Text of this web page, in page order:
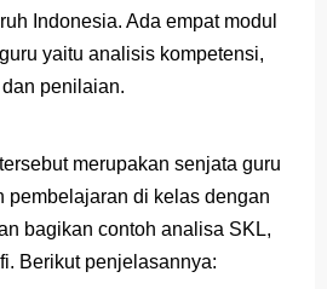
OSN-K Geografi 2025 No 11-15
OSN-K Geografi 2025 No 6-10
OSN Geografi 2026 Part 1 [Wajib Baca]
di Sumatra Salah Manusia
Indonesia. Ada empat modul
yaitu analisis kompetensi,
penilaian.
merupakan senjata guru
pembelajaran di kelas dengan
bagikan contoh analisa SKL,
Berikut penjelasannya: